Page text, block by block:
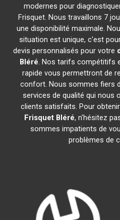
modernes pour
Frisquet. Nous travaillons 7
une disponibilité maximale.
situation est unique, c'est
devis personnalisés pour votre
Bléré. Nos tarifs compétitifs
rapide vous permettront de
confort. Nous sommes fiers
services de qualité qui nous
clients satisfaits. Pour
Frisquet Bléré, n'hésitez
sommes impatients de
problèmes de